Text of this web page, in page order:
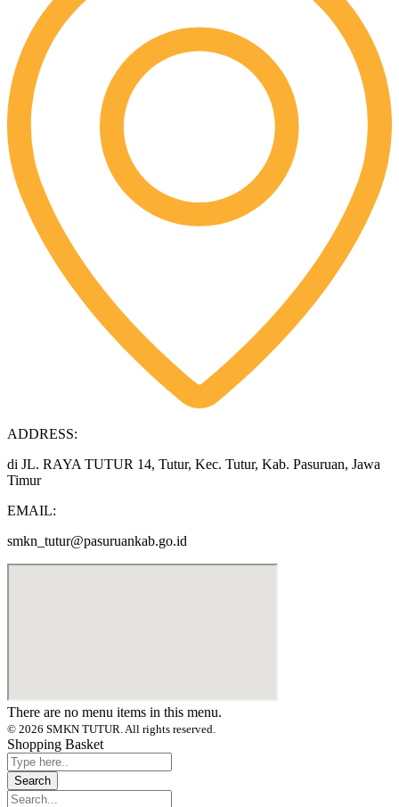
ADDRESS:
di JL. RAYA TUTUR 14, Tutur, Kec. Tutur, Kab. Pasuruan, Jawa
Timur
EMAIL:
smkn_tutur@pasuruankab.go.id
There are no menu items in this menu.
© 2026 SMKN TUTUR. All rights reserved.
Shopping Basket